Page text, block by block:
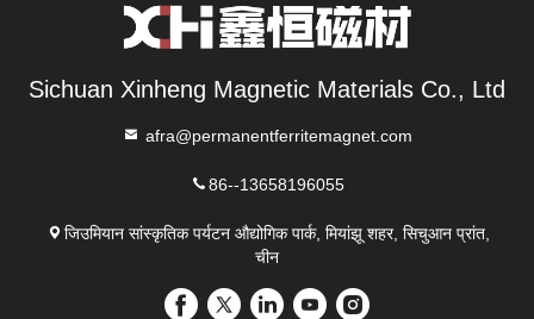
Sichuan Xinheng Magnetic Materials Co., Ltd
afra@permanentferritemagnet.com
86--13658196055
जिउमियान सांस्कृतिक पर्यटन औद्योगिक पार्क, मियांझू शहर, सिचुआन प्रांत,
चीन